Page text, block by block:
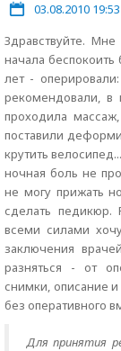
03.08.2010 19:53
Здравствуйте.
начала беспокоить
лет -
рекомендовали,
проходила
поставили
крутить
ночная боль не
не могу прижать
сделать педикюр.
всеми силами
заключения
разняться - от
снимки, описание
без оперативного
Для принятия